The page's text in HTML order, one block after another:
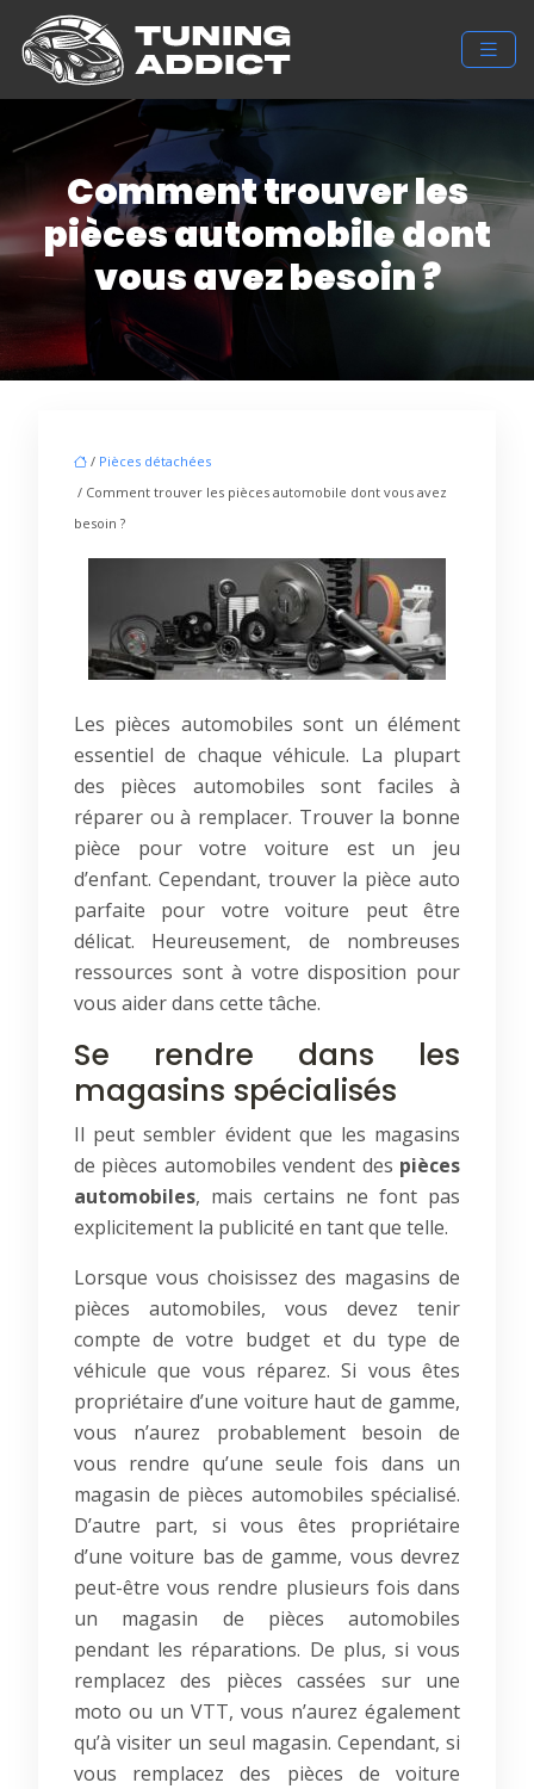
Comment trouver les
pièces automobile dont
vous avez besoin ?
/ Pièces détachées
/ Comment trouver les pièces automobile dont vous avez
besoin ?
Les pièces automobiles sont un élément
essentiel de chaque véhicule. La plupart
des pièces automobiles sont faciles à
réparer ou à remplacer. Trouver la bonne
pièce pour votre voiture est un jeu
d’enfant. Cependant, trouver la pièce auto
parfaite pour votre voiture peut être
délicat. Heureusement, de nombreuses
ressources sont à votre disposition pour
vous aider dans cette tâche.
Se rendre dans les
magasins spécialisés
Il peut sembler évident que les magasins
de pièces automobiles vendent des pièces
automobiles, mais certains ne font pas
explicitement la publicité en tant que telle.
Lorsque vous choisissez des magasins de
pièces automobiles, vous devez tenir
compte de votre budget et du type de
véhicule que vous réparez. Si vous êtes
propriétaire d’une voiture haut de gamme,
vous n’aurez probablement besoin de
vous rendre qu’une seule fois dans un
magasin de pièces automobiles spécialisé.
D’autre part, si vous êtes propriétaire
d’une voiture bas de gamme, vous devrez
peut-être vous rendre plusieurs fois dans
un magasin de pièces automobiles
pendant les réparations. De plus, si vous
remplacez des pièces cassées sur une
moto ou un VTT, vous n’aurez également
qu’à visiter un seul magasin. Cependant, si
vous remplacez des pièces de voiture